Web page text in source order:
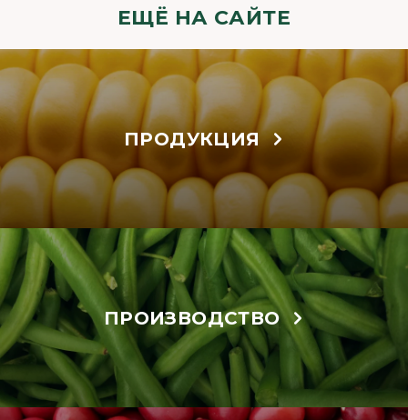
ЕЩЁ НА САЙТЕ
ПРОДУКЦИЯ
ПРОИЗВОДСТВО